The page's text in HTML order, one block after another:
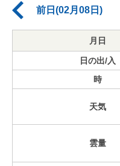
前日(02月08日)
月日
日の出/入
時
天気
雲量